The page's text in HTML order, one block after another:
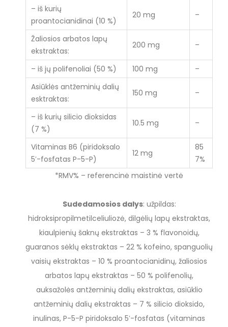
– iš kurių
proantocianidinai (10 %)
20 mg –
Žaliosios arbatos lapų
ekstraktas:
200 mg –
– iš jų polifenoliai (50 %) 100 mg
–
Asiūklės antžeminių dalių
esktraktas:
150 mg –
– iš kurių silicio dioksidas
(7 %)
10.5 mg –
Vitaminas B6 (piridoksalo
5′-fosfatas P-5-P)
12 mg
85
7%
*RMV% – referencinė maistinė vertė
Sudedamosios dalys: užpildas:
hidroksipropilmetilceliuliozė, dilgėlių lapų ekstraktas,
kiaulpienių šaknų ekstraktas – 3 % flavonoidų,
guaranos sėklų ekstraktas – 22 % kofeino, spanguolių
vaisių ekstraktas – 10 % proantocianidinų, žaliosios
arbatos lapų ekstraktas – 50 % polifenolių,
auksažolės antžeminių dalių ekstraktas, asiūklio
antžeminių dalių ekstraktas – 7 % silicio dioksido,
inulinas, P-5-P piridoksalo 5′-fosfatas (vitaminas